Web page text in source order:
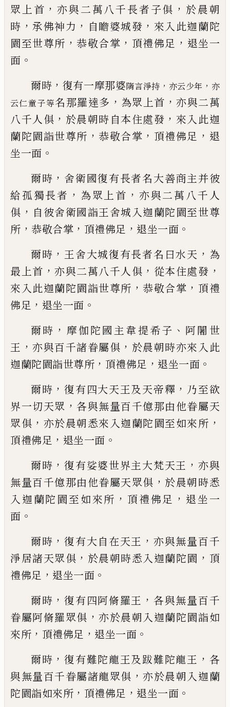
眾上首 ，亦與二萬八千長者子俱 ， 於晨朝
時 ，承佛神力 ， 自瞻婆城發 ， 來入此迦蘭陀
園至世尊所 ，恭敬合掌 ， 頂禮佛足 ， 退坐一
面 。
爾時 ， 復有一摩那婆隋言淨持 ， 亦云少年 ， 亦
云仁童子等名那羅達多 ， 為眾上首 ，亦與二萬
八千人俱 ， 於晨朝時自本住處發 ， 來入此迦
蘭陀園詣世尊所 ，恭敬合掌 ， 頂禮佛足 ， 退
坐一面 。
爾時 ， 舍衛國復有長者名大善商主并彼
給孤獨長者 ， 為眾上首 ， 亦與二萬八千人
俱 ， 自彼舍衛國詣王舍城入迦蘭陀園至世尊
所 ， 恭敬合掌 ， 頂禮佛足 ， 退坐一面 。
爾時 ， 王舍大城復有長者名曰水天 ， 為
最上首 ，亦與二萬八千人俱 ， 從本住處發 ，
來入此迦蘭陀園詣世尊所 ，恭敬合掌 ， 頂禮
佛足 ， 退坐一面 。
爾時 ， 摩伽陀國主韋提希子 、 阿闍世
王 ，亦與百千諸眷屬俱 ， 於晨朝時亦來入此
迦蘭陀園詣世尊所 ， 頂禮佛足 ， 退坐一面 。
爾時 ，復有四大天王及天帝釋 ， 乃至欲
界一切天眾 ，各與無量百千億那由他眷屬天
眾俱 ， 亦於晨朝悉來 入迦蘭陀園至如來所 ，
頂禮佛足 ， 退坐一面 。
爾時 ，復有娑婆世界主大梵天王 ， 亦與
無量百千億那由他眷屬天眾俱 ， 於晨朝時悉
入 迦蘭陀園至如來所 ， 頂禮佛足 ， 退坐一
面 。
爾時 ，復有大自在天王 ， 亦與無量百千
淨居諸天眾俱 ， 於晨朝時悉入迦蘭陀園 ， 頂
禮佛足 ， 退坐一面 。
爾時 ，復有四阿脩羅王 ， 各與無量百千
眷屬阿脩羅眾俱 ，亦於晨朝入迦蘭陀園詣如
來所 ， 頂禮佛足 ， 退坐一面 。
爾時 ，復有難陀龍王及跋難陀龍王 ， 各
與無量百千眷屬諸龍眾俱 ，亦於晨朝入迦蘭
陀園詣如來所 ， 頂禮佛足 ， 退坐一面 。